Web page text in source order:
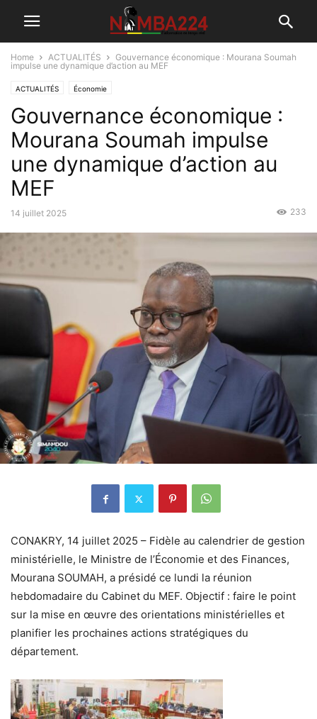
Home ACTUALITÉS
Gouvernance économique : Mourana Soumah
impulse une dynamique d’action au MEF
ACTUALITÉS Économie
Gouvernance économique :
Mourana Soumah impulse
une dynamique d’action au
MEF
14 juillet 2025 233
CONAKRY, 14 juillet 2025 – Fidèle au calendrier de gestion
ministérielle, le Ministre de l’Économie et des Finances,
Mourana SOUMAH, a présidé ce lundi la réunion
hebdomadaire du Cabinet du MEF. Objectif : faire le point
sur la mise en œuvre des orientations ministérielles et
planifier les prochaines actions stratégiques du
département.